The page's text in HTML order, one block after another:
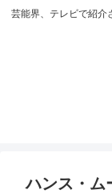
芸能界、テレビで紹介
ハンス・ム